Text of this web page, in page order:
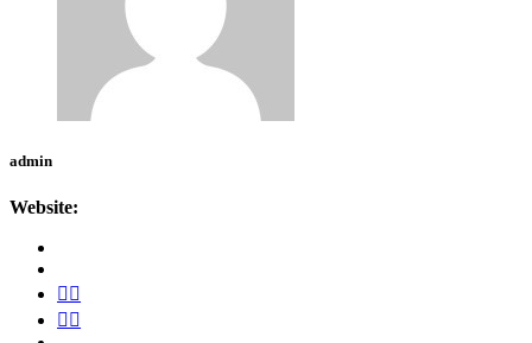
admin
Website: